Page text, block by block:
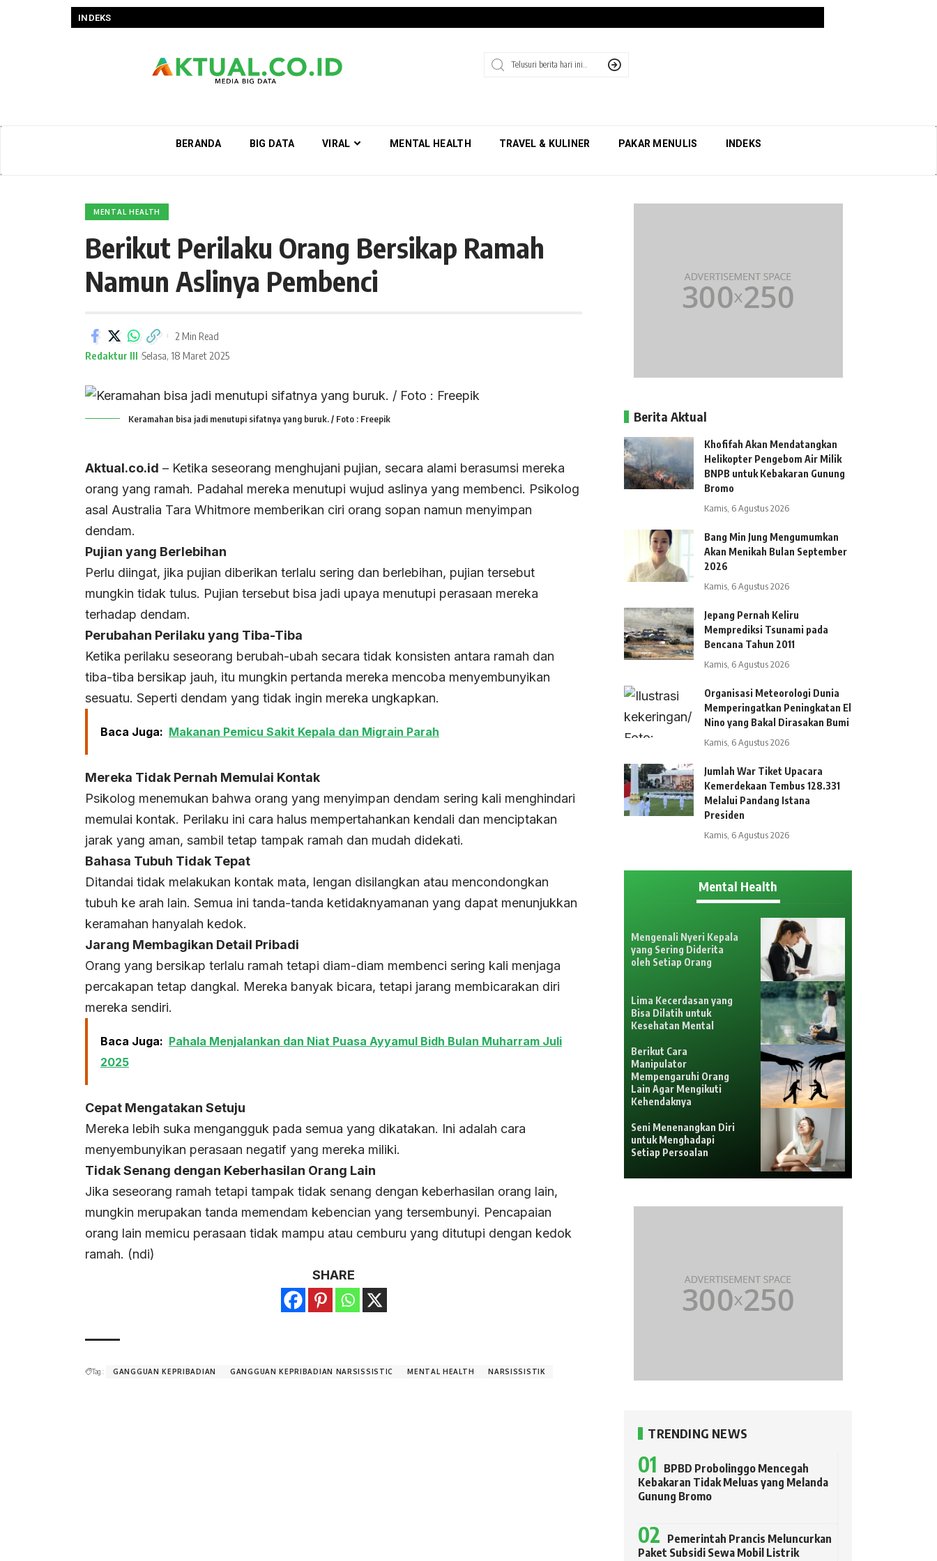
INDEKS
BERANDA BIG DATA VIRAL MENTAL HEALTH TRAVEL & KULINER PAKAR MENULIS INDEKS
MENTAL HEALTH
Berikut Perilaku Orang Bersikap Ramah
Namun Aslinya Pembenci
Redaktur III Selasa, 18 Maret 2025
2 Min Read
Keramahan bisa jadi menutupi sifatnya yang buruk. / Foto : Freepik
Aktual.co.id – Ketika seseorang menghujani pujian, secara alami berasumsi mereka
orang yang ramah. Padahal mereka menutupi wujud aslinya yang membenci. Psikolog
asal Australia Tara Whitmore memberikan ciri orang sopan namun menyimpan
dendam.
Pujian yang Berlebihan
Perlu diingat, jika pujian diberikan terlalu sering dan berlebihan, pujian tersebut
mungkin tidak tulus. Pujian tersebut bisa jadi upaya menutupi perasaan mereka
terhadap dendam.
Perubahan Perilaku yang Tiba-Tiba
Ketika perilaku seseorang berubah-ubah secara tidak konsisten antara ramah dan
tiba-tiba bersikap jauh, itu mungkin pertanda mereka mencoba menyembunyikan
sesuatu. Seperti dendam yang tidak ingin mereka ungkapkan.
Baca Juga: Makanan Pemicu Sakit Kepala dan Migrain Parah
Mereka Tidak Pernah Memulai Kontak
Psikolog menemukan bahwa orang yang menyimpan dendam sering kali menghindari
memulai kontak. Perilaku ini cara halus mempertahankan kendali dan menciptakan
jarak yang aman, sambil tetap tampak ramah dan mudah didekati.
Bahasa Tubuh Tidak Tepat
Ditandai tidak melakukan kontak mata, lengan disilangkan atau mencondongkan
tubuh ke arah lain. Semua ini tanda-tanda ketidaknyamanan yang dapat menunjukkan
keramahan hanyalah kedok.
Jarang Membagikan Detail Pribadi
Orang yang bersikap terlalu ramah tetapi diam-diam membenci sering kali menjaga
percakapan tetap dangkal. Mereka banyak bicara, tetapi jarang membicarakan diri
mereka sendiri.
Baca Juga: Pahala Menjalankan dan Niat Puasa Ayyamul Bidh Bulan Muharram Juli
2025
Cepat Mengatakan Setuju
Mereka lebih suka mengangguk pada semua yang dikatakan. Ini adalah cara
menyembunyikan perasaan negatif yang mereka miliki.
Tidak Senang dengan Keberhasilan Orang Lain
Jika seseorang ramah tetapi tampak tidak senang dengan keberhasilan orang lain,
mungkin merupakan tanda memendam kebencian yang tersembunyi. Pencapaian
orang lain memicu perasaan tidak mampu atau cemburu yang ditutupi dengan kedok
ramah. (ndi)
SHARE
Tag : GANGGUAN KEPRIBADIAN GANGGUAN KEPRIBADIAN NARSISSISTIC MENTAL HEALTH NARSISSISTIK
Berita Aktual
Khofifah Akan Mendatangkan
Helikopter Pengebom Air Milik
BNPB untuk Kebakaran Gunung
Bromo
Kamis, 6 Agustus 2026
Bang Min Jung Mengumumkan
Akan Menikah Bulan September
2026
Kamis, 6 Agustus 2026
Jepang Pernah Keliru
Memprediksi Tsunami pada
Bencana Tahun 2011
Kamis, 6 Agustus 2026
Organisasi Meteorologi Dunia
Memperingatkan Peningkatan El
Nino yang Bakal Dirasakan Bumi
Kamis, 6 Agustus 2026
Jumlah War Tiket Upacara
Kemerdekaan Tembus 128.331
Melalui Pandang Istana
Presiden
Kamis, 6 Agustus 2026
Mental Health
Mengenali Nyeri Kepala
yang Sering Diderita
oleh Setiap Orang
Lima Kecerdasan yang
Bisa Dilatih untuk
Kesehatan Mental
Berikut Cara
Manipulator
Mempengaruhi Orang
Lain Agar Mengikuti
Kehendaknya
Seni Menenangkan Diri
untuk Menghadapi
Setiap Persoalan
TRENDING NEWS
BPBD Probolinggo Mencegah
Kebakaran Tidak Meluas yang Melanda
Gunung Bromo
Pemerintah Prancis Meluncurkan
Paket Subsidi Sewa Mobil Listrik